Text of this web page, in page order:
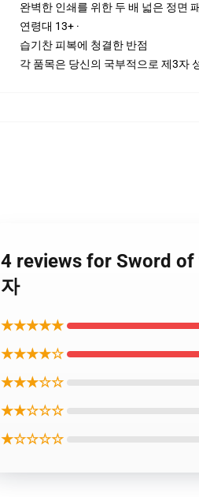
완벽한 인쇄를 위한 두 배 넓은 정면
연령대 13+ ·
습기찬 피복에 청결한 반점
각 품목은 당신의 국부적으로 제3자
4 reviews for Sword of
자
★★★★★
★★★★☆
★★★☆☆
★★☆☆☆
★☆☆☆☆